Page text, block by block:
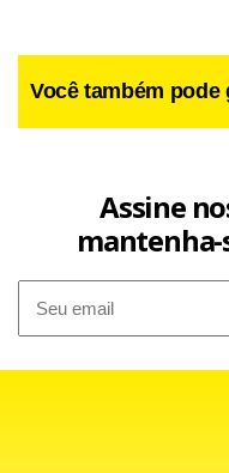
movimento. “Pedimos
que o jovem
O estudante Sérgio
Você também pode
Assine